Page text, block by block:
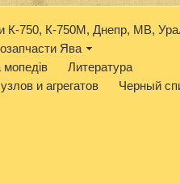
К-750, К-750М, Днепр, МВ,
Ява
Литература
и агрегатов
Черный